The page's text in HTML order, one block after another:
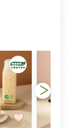
商品」情
期(含例假
損(除商品
變質或損壞